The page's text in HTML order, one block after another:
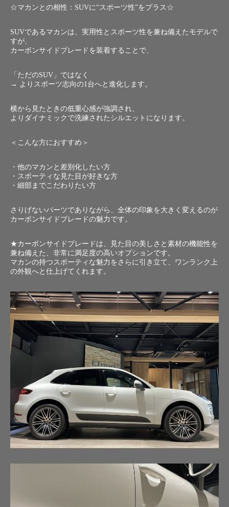
☆マカンとの相性：SUVに“スポーツ性”をプラス☆
SUVであるマカンは、実用性とスポーツ性を兼ね備えたモデルで
すが、
カーボンサイドブレードを装着することで、
「ただのSUV」ではなく
→ よりスポーツ志向の1台へと進化します。
横から見たときの低重心感が強調され、
よりダイナミックで洗練されたシルエットになります。
＜こんな方におすすめ＞
・他のマカンと差別化したい方
・スポーティな見た目が好きな方
・細部までこだわりたい方
さりげないパーツでありながら、全体の印象を大きく変えるのが
カーボンサイドブレードの魅力です。
★カーボンサイドブレードは、見た目の美しさと素材の機能性を
兼ね備えた、非常に満足度の高いオプションです。
マカンの持つスポーティな魅力をさらに引き立て、ワンランク上
の外観へと仕上げてくれます。